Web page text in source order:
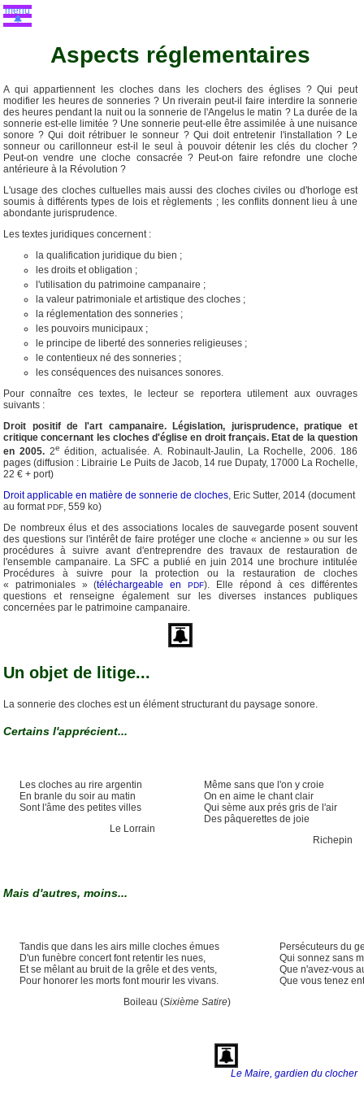
menu
🔔
Aspects réglementaires
A qui appartiennent les cloches dans les clochers des églises ? Qui peut
modifier les heures de sonneries ? Un riverain peut-il faire interdire la sonnerie
des heures pendant la nuit ou la sonnerie de l'Angelus le matin ? La durée de la
sonnerie est-elle limitée ? Une sonnerie peut-elle être assimilée à une nuisance
sonore ? Qui doit rétribuer le sonneur ? Qui doit entretenir l'installation ? Le
sonneur ou carillonneur est-il le seul à pouvoir détenir les clés du clocher ?
Peut-on vendre une cloche consacrée ? Peut-on faire refondre une cloche
antérieure à la Révolution ?
L'usage des cloches cultuelles mais aussi des cloches civiles ou d'horloge est
soumis à différents types de lois et règlements ; les conflits donnent lieu à une
abondante jurisprudence.
Les textes juridiques concernent :
la qualification juridique du bien ;
les droits et obligation ;
l'utilisation du patrimoine campanaire ;
la valeur patrimoniale et artistique des cloches ;
la réglementation des sonneries ;
les pouvoirs municipaux ;
le principe de liberté des sonneries religieuses ;
le contentieux né des sonneries ;
les conséquences des nuisances sonores.
Pour connaître ces textes, le lecteur se reportera utilement aux ouvrages
suivants :
Droit positif de l'art campanaire. Législation, jurisprudence, pratique et
critique concernant les cloches d'église en droit français. Etat de la question
en 2005. 2e édition, actualisée. A. Robinault-Jaulin, La Rochelle, 2006. 186
pages (diffusion : Librairie Le Puits de Jacob, 14 rue Dupaty, 17000 La Rochelle,
22 € + port)
Droit applicable en matière de sonnerie de cloches , Eric Sutter, 2014 (document
au format PDF , 559 ko)
De nombreux élus et des associations locales de sauvegarde posent souvent
des questions sur l'intérêt de faire protéger une cloche « ancienne » ou sur les
procédures à suivre avant d'entreprendre des travaux de restauration de
l'ensemble campanaire. La SFC a publié en juin 2014 une brochure intitulée
Procédures à suivre pour la protection ou la restauration de cloches
« patrimoniales » (téléchargeable enPDF). Elle répond à ces différentes
questions et renseigne également sur les diverses instances publiques
concernées par le patrimoine campanaire.
Un objet de litige...
La sonnerie des cloches est un élément structurant du paysage sonore.
Certains l'apprécient...
Les cloches au rire argentin
En branle du soir au matin
Sont l'âme des petites villes
Le Lorrain
Même sans que l'on y croie
On en aime le chant clair
Qui sème aux prés gris de l'air
Des pâquerettes de joie
Richepin
Mais d'autres, moins...
Tandis que dans les airs mille cloches émues
D'un funèbre concert font retentir les nues,
Et se mêlant au bruit de la grêle et des vents,
Pour honorer les morts font mourir les vivans.
Boileau (Sixième Satire)
Persécuteurs du
Qui sonnez sans
Que n'avez-vous
Que vous tenez
Le Maire, gardien du clocher